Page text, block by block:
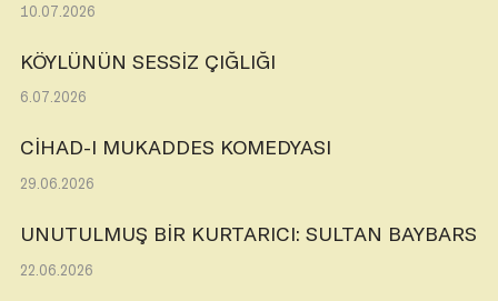
10.07.2026
KÖYLÜNÜN SESSİZ ÇIĞLIĞI
6.07.2026
CİHAD-I MUKADDES KOMEDYASI
29.06.2026
UNUTULMUŞ BİR KURTARICI: SULTAN BAYBARS
22.06.2026